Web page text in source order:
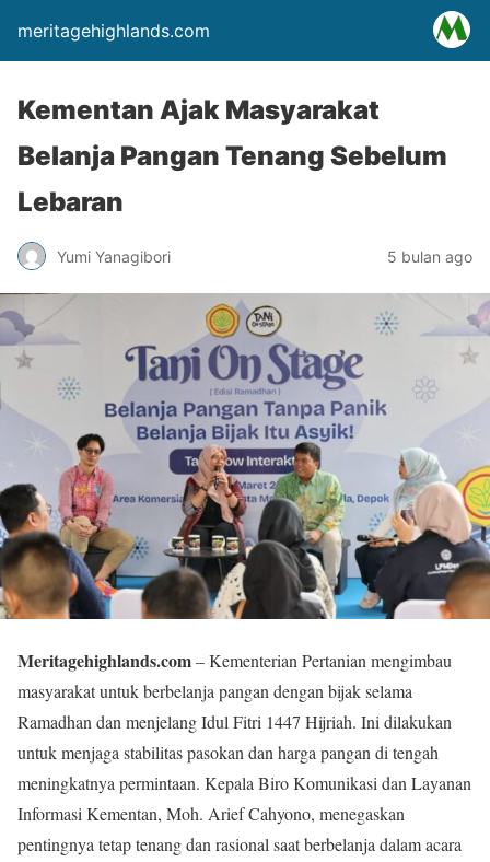
meritagehighlands.com
Kementan Ajak Masyarakat
Belanja Pangan Tenang Sebelum
Lebaran
Yumi Yanagibori 5 bulan ago
Meritagehighlands.com– Kementerian Pertanian mengimbau
masyarakat untuk berbelanja pangan dengan bijak selama
Ramadhan dan menjelang Idul Fitri 1447 Hijriah. Ini dilakukan
untuk menjaga stabilitas pasokan dan harga pangan di tengah
meningkatnya permintaan. Kepala Biro Komunikasi dan Layanan
Informasi Kementan, Moh. Arief Cahyono, menegaskan
pentingnya tetap tenang dan rasional saat berbelanja dalam acara